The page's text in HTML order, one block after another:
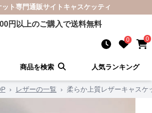
ト専門通販サイト キャスケッティ
円以上のご購入で送料無料
0 0
商品を検索 人気ランキング
› レザーの一覧 › 柔らか上質レザーキャスケ